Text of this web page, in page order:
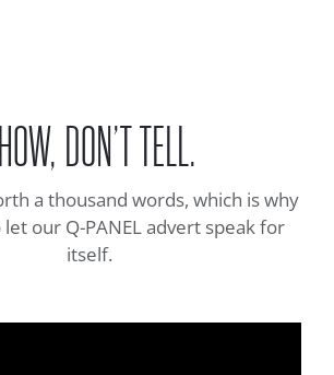
DON’T TELL.
a thousand words, which is why
our Q-PANEL advert speak for
itself.